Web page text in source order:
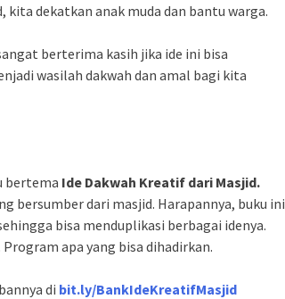
kita dekatkan anak muda dan bantu warga.
berterima kasih jika ide ini bisa
wasilah dakwah dan amal bagi kita
bertema Ide Dakwah Kreatif dari Masjid.
bersumber dari masjid. Harapannya, buku ini
bisa menduplikasi berbagai idenya.
apa yang bisa dihadirkan.
di bit.ly/BankIdeKreatifMasjid